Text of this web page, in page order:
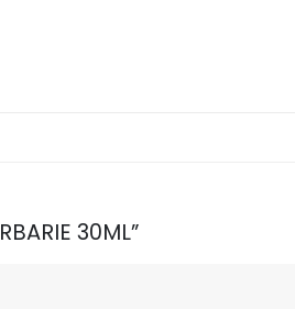
30ML”